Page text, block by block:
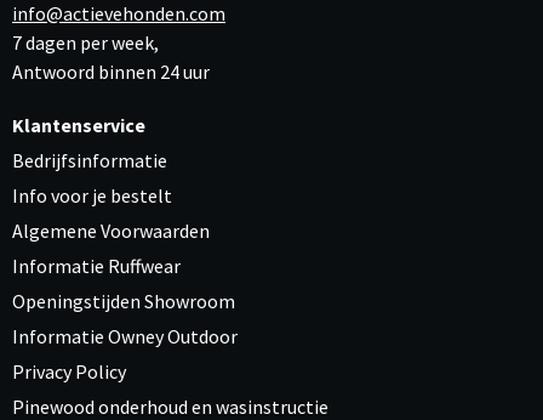
info@actievehonden.com
7 dagen per week,
Antwoord binnen 24 uur
Klantenservice
Bedrijfsinformatie
Info voor je bestelt
Algemene Voorwaarden
Informatie Ruffwear
Openingstijden Showroom
Informatie Owney Outdoor
Privacy Policy
Pinewood onderhoud en wasinstructie